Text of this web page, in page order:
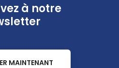
à notre
MAINTENANT